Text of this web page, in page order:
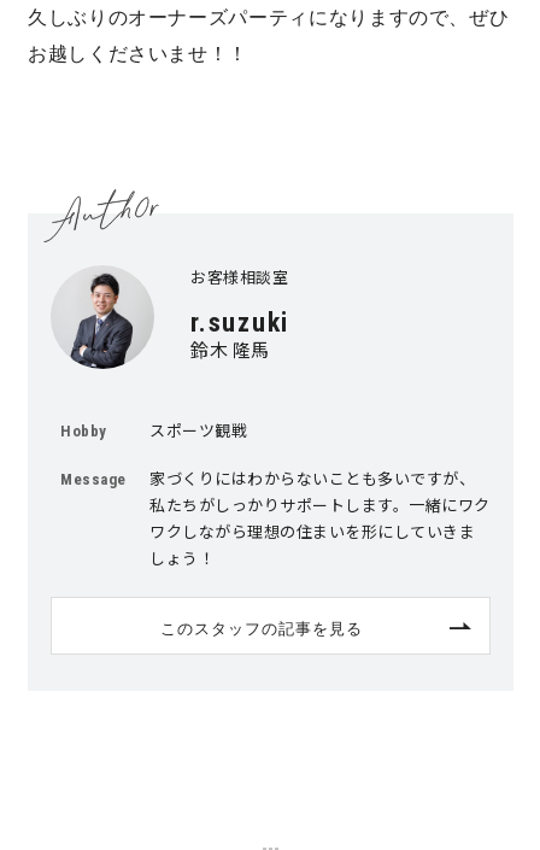
施工事例
近日分譲予定情報
動画ギャラリー 採用情報
サイトマップ
よくある質問
CLOSE
久しぶりのオーナーズパーティになりますので、ぜひ
お越しくださいませ！！
お客様相談室
r.suzuki
鈴木 隆馬
Hobby スポーツ観戦
Message
家づくりにはわからないことも多いですが、
私たちがしっかりサポートします。一緒にワク
ワクしながら理想の住まいを形にしていきま
しょう！
このスタッフの記事を見る